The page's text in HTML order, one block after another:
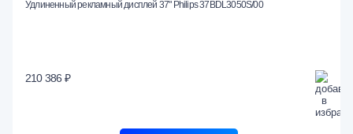
Удлиненный рекламный дисплей 37" Philips 37BDL3050S/00
210 386 ₽